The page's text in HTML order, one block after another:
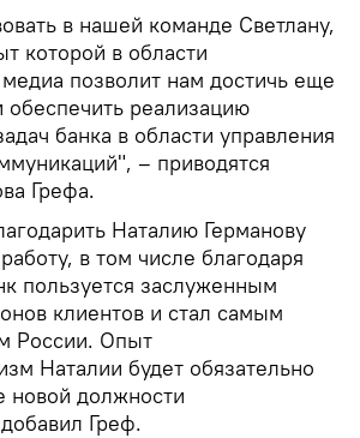
в нашей команде Светлану,
которой в области
позволит нам достичь еще
реализацию
банка в области управления
– приводятся
Грефа.
Наталию Германову
в том числе благодаря
пользуется заслуженным
клиентов и стал самым
России. Опыт
Наталии будет обязательно
новой должности
Греф.